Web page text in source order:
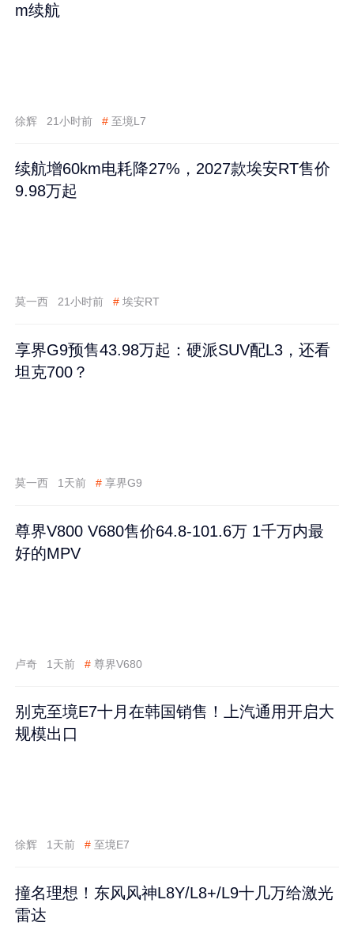
m续航
徐辉 21小时前 # 至境L7
续航增60km电耗降27%，2027款埃安RT售价
9.98万起
莫一西 21小时前 # 埃安RT
享界G9预售43.98万起：硬派SUV配L3，还看
坦克700？
莫一西 1天前 # 享界G9
尊界V800 V680售价64.8-101.6万 1千万内最
好的MPV
卢奇 1天前 # 尊界V680
别克至境E7十月在韩国销售！上汽通用开启大
规模出口
徐辉 1天前 # 至境E7
撞名理想！东风风神L8Y/L8+/L9十几万给激光
雷达